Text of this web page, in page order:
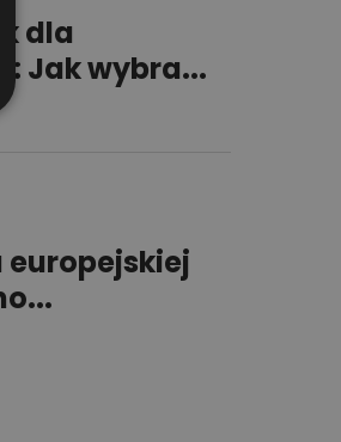
dla
Jak wybra...